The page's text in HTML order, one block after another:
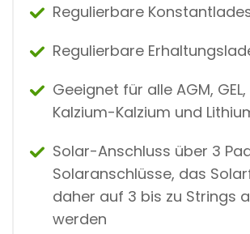
Regulierbare
Regulierbare
Geeignet für alle AGM,
Kalzium-Kalzium und
Solar-Anschluss über 3
Solaranschlüsse, das
daher auf 3 bis zu Strings
werden